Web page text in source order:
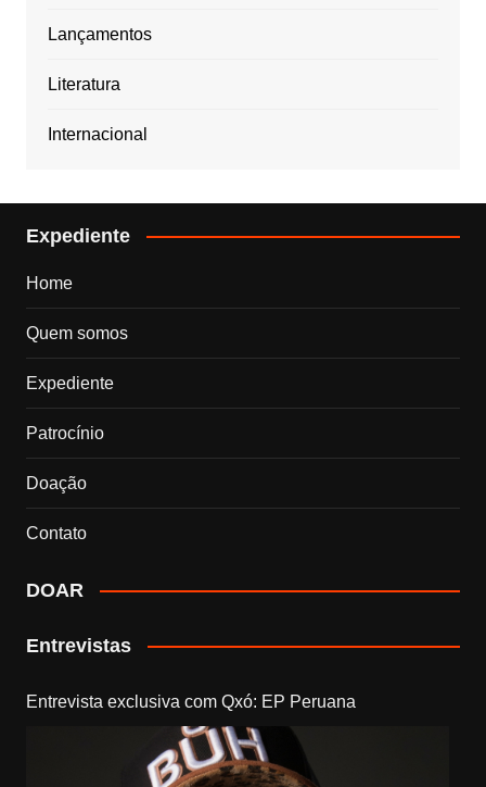
Lançamentos
Literatura
Internacional
Expediente
Home
Quem somos
Expediente
Patrocínio
Doação
Contato
DOAR
Entrevistas
Entrevista exclusiva com Qxó: EP Peruana